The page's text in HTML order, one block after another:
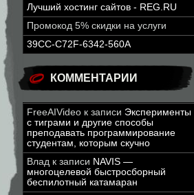
Лучший хостинг сайтов - REG.RU
Промокод 5% скидки на услуги
39CC-C72F-6342-560A
КОММЕНТАРИИ
FreeAIVideo к записи Эксперименты
с тиграми и другие способы
преподавать программирование
студентам, которым скучно
Влад к записи NAVIS —
многоцелевой быстросборный
беспилотный катамаран